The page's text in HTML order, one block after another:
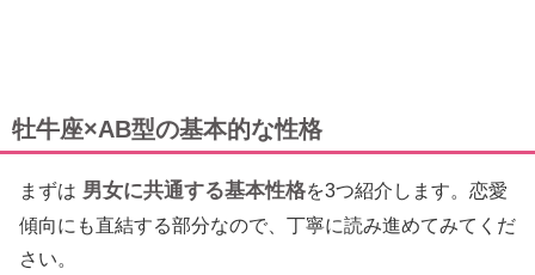
牡牛座×AB型の基本的な性格
まずは 男女に共通する基本性格を3つ紹介します。恋愛
傾向にも直結する部分なので、丁寧に読み進めてみてくだ
さい。